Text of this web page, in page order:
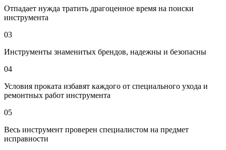
Отпадает нужда тратить драгоценное время на поиски
инструмента
03
Инструменты знаменитых брендов, надежны и безопасны
04
Условия проката избавят каждого от специального ухода и
ремонтных работ инструмента
05
Весь инструмент проверен специалистом на предмет
исправности